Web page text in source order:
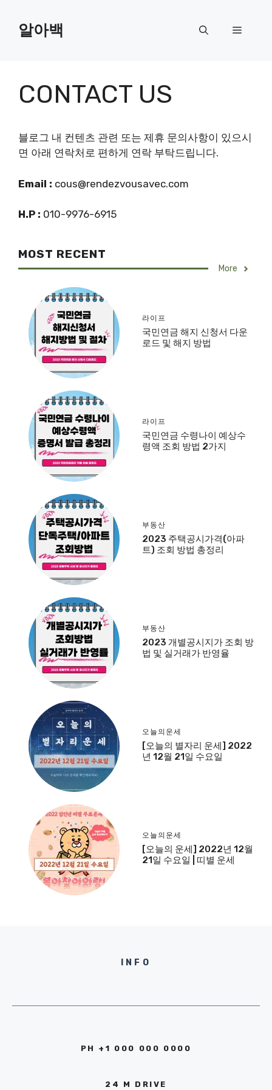
content알아백 Menu
CONTACT US
블로그 내 컨텐츠 관련 또는 제휴 문의사항이 있으시
면 아래 연락처로 편하게 연락 부탁드립니다.
Email : cous@rendezvousavec.com
H.P : 010-9976-6915
MOST RECENT
More
라이프
국민연금 해지 신청서 다운
로드 및 해지 방법
라이프
국민연금 수령나이 예상수
령액 조회 방법 2가지
부동산
2023 주택공시가격(아파
트) 조회 방법 총정리
부동산
2023 개별공시지가 조회 방
법 및 실거래가 반영율
오늘의운세
[오늘의 별자리 운세] 2022
년 12월 21일 수요일
오늘의운세
[오늘의 운세] 2022년 12월
21일 수요일 | 띠별 운세
INFO
PH +1 000 000 0000
24 M DRIVE